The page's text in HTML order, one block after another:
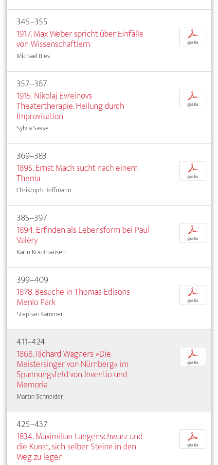
345–355
1917. Max Weber spricht über Einfälle
von Wissenschaftlern
Michael Bies
p
gratis
357–367
1915. Nikolaj Evreinovs
Theatertherapie. Heilung durch
Improvisation
Sylvia Sasse
p
gratis
369–383
1895. Ernst Mach sucht nach einem
Thema
Christoph Hoffmann
p
gratis
385–397
1894. Erfinden als Lebensform bei Paul
Valéry
Karin Krauthausen
p
gratis
399–409
1878. Besuche in Thomas Edisons
Menlo Park
Stephan Kammer
p
gratis
411–424
1868. Richard Wagners »Die
Meistersinger von Nürnberg« im
Spannungsfeld von Inventio und
Memoria
Martin Schneider
p
gratis
425–437
1834. Maximilian Langenschwarz und
die Kunst, sich selber Steine in den
Weg zu legen
p
gratis